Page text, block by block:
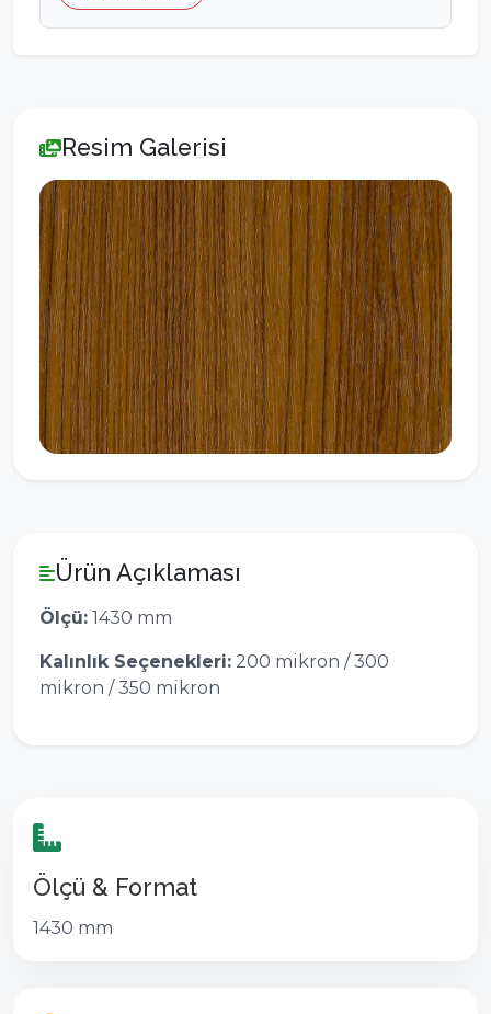
Resim Galerisi
Ürün Açıklaması
Ölçü: 1430 mm
Kalınlık Seçenekleri: 200 mikron / 300
mikron / 350 mikron
Ölçü & Format
1430 mm